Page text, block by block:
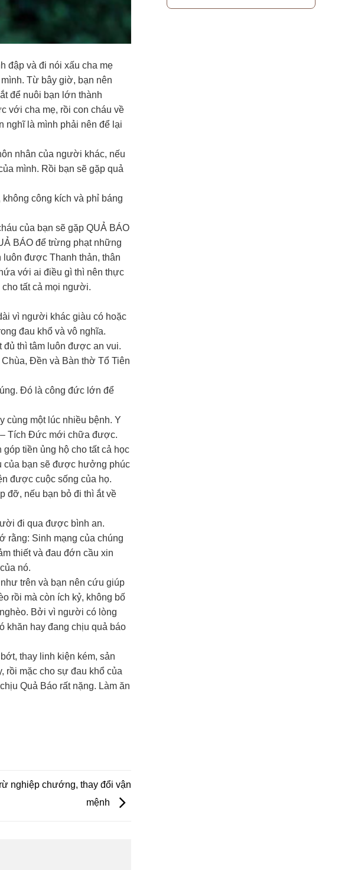
đập và đi nói xấu cha mẹ
Từ bây giờ, bạn nên
để nuôi bạn lớn thành
với cha mẹ, rồi con cháu về
nghĩ là mình phải nên để lại
nhân của người khác, nếu
mình. Rồi bạn sẽ gặp quả
công kích và phỉ báng
của bạn sẽ gặp QUẢ BÁO
BÁO để trừng phạt những
được Thanh thản, thân
với ai điều gì thì nên thực
tất cả mọi người.
vì người khác giàu có hoặc
đau khổ và vô nghĩa.
thì tâm luôn được an vui.
Đền và Bàn thờ Tổ Tiên
Đó là công đức lớn để
cùng một lúc nhiều bệnh. Y
– Tích Đức mới chữa được.
tiền ủng hộ cho tất cả học
của bạn sẽ được hưởng phúc
được cuộc sống của họ.
đỡ, nếu bạn bỏ đi thì ắt về
đi qua được bình an.
rằng: Sinh mạng của chúng
thiết và đau đớn cầu xin
nó.
trên và bạn nên cứu giúp
rồi mà còn ích kỷ, không bố
Bởi vì người có lòng
khăn hay đang chịu quả báo
thay linh kiện kém, sản
rồi mặc cho sự đau khổ của
Quả Báo rất nặng. Làm ăn
nghiệp chướng, thay đổi vận
mệnh